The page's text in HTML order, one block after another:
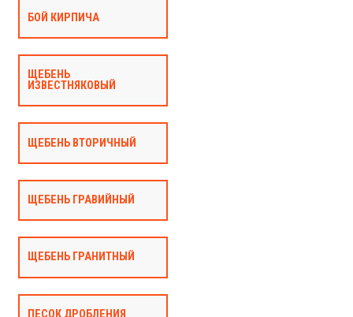
БОЙ КИРПИЧА
ЩЕБЕНЬ
ИЗВЕСТНЯКОВЫЙ
ЩЕБЕНЬ ВТОРИЧНЫЙ
ЩЕБЕНЬ ГРАВИЙНЫЙ
ЩЕБЕНЬ ГРАНИТНЫЙ
ПЕСОК ДРОБЛЕНИЯ